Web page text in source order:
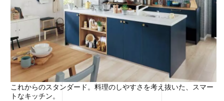
これからのスタンダード。料理のしやすさを考え抜いた、スマー
トなキッチン。